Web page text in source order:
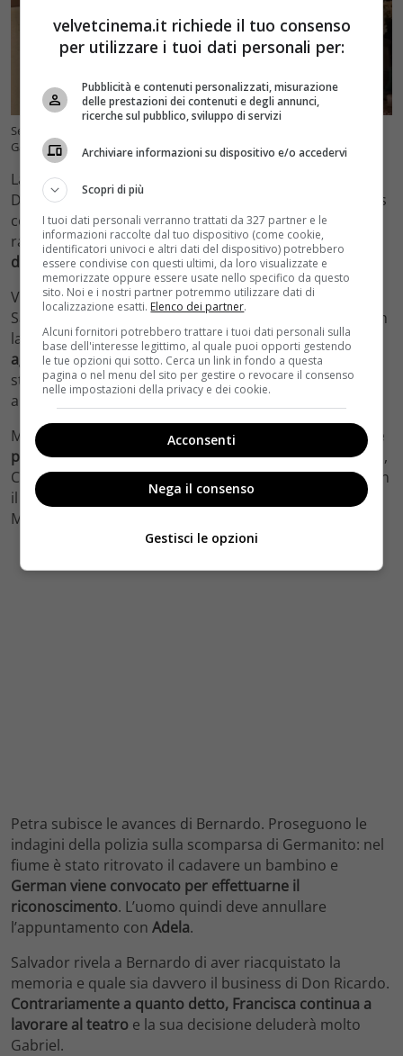
Sei sorelle, anticipazioni dal 31 al 4 agosto: delusione in arrivo per
Gabriel – Credits: Raiplay (VelvetCinema.it)
La nuova proprietaria della spilla di Salvador chiede a
Diana una cifra altissima per ridargliela. Donna Dolores
consiglia a Blanca di chiedere ad Adela di non
raccogliere più fondi per l’orfanotrofio e ciò porterà
due sorelle a discutere animatamente.
Vedendo Diana e Alonso molto in armonia, alla mente
Salvador tornano alcuni ricordi dei momenti vissuti con
la giovane eciò scatena la sua gelosia inducendolo ad
aggredire fisicamente il rivale . Francisca continua a
stare in casa di Blanca, ma quest’ultima non lo ha
ancora rivelato a Rodolfo che però scopre tutto.
Mentre è sul palco dell’Ambigù,Francisca annuncia che
per amore di Gabriel non canterà più al Teatro. Intanto,
Celia e Aurora sono sempre più vicine e continuano con
il loro piano per ingannare il dottor Uribe. Al fronte,
Marina rischia la vita e
Petra subisce le avances di Bernardo. Proseguono le
indagini della polizia sulla scomparsa di Germanito: nel
fiume è stato ritrovato il cadavere un bambino e
German viene convocato per effettuarne il
riconoscimento. L’uomo quindi deve annullare
l’appuntamento con Adela.
Salvador rivela a Bernardo di aver riacquistato la
memoria e quale sia davvero il business di Don Ricardo.
Contrariamente a quanto detto, Francisca continua a
lavorare al teatro e la sua decisione deluderà molto
Gabriel.
velvetcinema.it richiede il tuo consenso
per utilizzare i tuoi dati personali per:
Pubblicità e contenuti personalizzati, misurazione
delle prestazioni dei contenuti e degli annunci,
ricerche sul pubblico, sviluppo di servizi
Archiviare informazioni su dispositivo e/o accedervi
Scopri di più
I tuoi dati personali verranno trattati da 327 partner e le
informazioni raccolte dal tuo dispositivo (come cookie,
identificatori univoci e altri dati del dispositivo) potrebbero
essere condivise con questi ultimi, da loro visualizzate e
memorizzate oppure essere usate nello specifico da questo
sito. Noi e i nostri partner potremmo utilizzare dati di
localizzazione esatti. Elenco dei partner.
Alcuni fornitori potrebbero trattare i tuoi dati personali sulla
base dell'interesse legittimo, al quale puoi opporti gestendo
le tue opzioni qui sotto. Cerca un link in fondo a questa
pagina o nel menu del sito per gestire o revocare il consenso
nelle impostazioni della privacy e dei cookie.
Acconsenti
Nega il consenso
Gestisci le opzioni